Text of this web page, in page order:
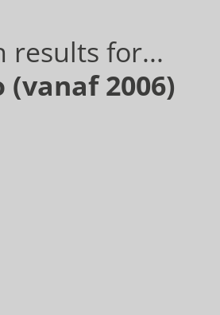
results for...
(vanaf 2006)